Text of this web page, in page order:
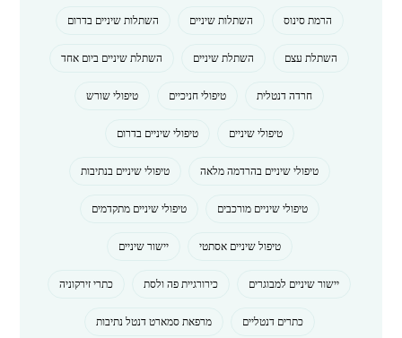
הרמת סינוס
השתלות שיניים
השתלות שיניים בדרום
השתלת עצם
השתלת שיניים
השתלת שיניים ביום אחד
חרדה דנטלית
טיפולי חניכיים
טיפולי שורש
טיפולי שיניים
טיפולי שיניים בדרום
טיפולי שיניים בהרדמה מלאה
טיפולי שיניים בנתיבות
טיפולי שיניים מורכבים
טיפולי שיניים מתקדמים
טיפול שיניים אסתטי
יישור שיניים
יישור שיניים למבוגרים
כירורגיית פה ולסת
כתרי זירקוניה
כתרים דנטליים
מרפאת סמארט דנטל נתיבות